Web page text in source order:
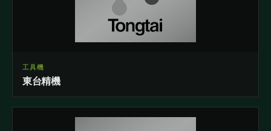
工具機
東台精機